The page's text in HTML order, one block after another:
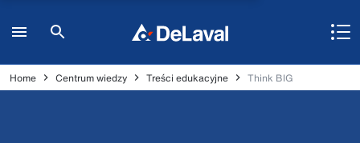
Home Centrum wiedzy Treści edukacyjne Think BIG